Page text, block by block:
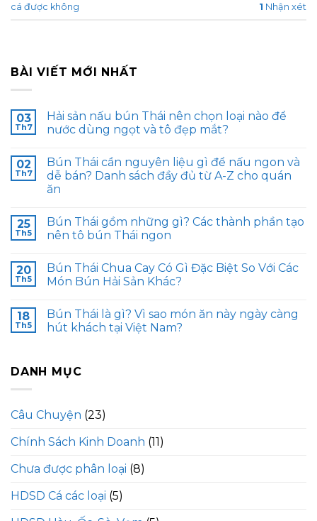
cá được không
1 Nhận xét
BÀI VIẾT MỚI NHẤT
03
Th7
Hải sản nấu bún Thái nên chọn loại nào để
nước dùng ngọt và tô đẹp mắt?
02
Th7
Bún Thái cần nguyên liệu gì để nấu ngon và
dễ bán? Danh sách đầy đủ từ A-Z cho quán
ăn
25
Th5
Bún Thái gồm những gì? Các thành phần tạo
nên tô bún Thái ngon
20
Th5
Bún Thái Chua Cay Có Gì Đặc Biệt So Với Các
Món Bún Hải Sản Khác?
18
Th5
Bún Thái là gì? Vì sao món ăn này ngày càng
hút khách tại Việt Nam?
DANH MỤC
Câu Chuyện (23)
Chính Sách Kinh Doanh (11)
Chưa được phân loại (8)
HDSD Cá các loại (5)